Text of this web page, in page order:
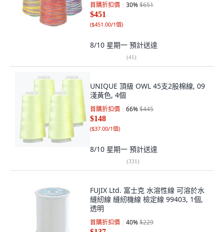
首購折扣價 30%$651
$451
($451.00/1個)
8/10 星期一 預計送達
(41)
UNIQUE 頂級 OWL 45支2股棉線, 09
淺黃色, 4個
首購折扣價 66%$445
$148
($37.00/1個)
8/10 星期一 預計送達
(331)
FUJIX Ltd. 富士克 水溶性線 可溶於水
縫紉線 縫紉機線 檢定線 99403, 1個,
透明
首購折扣價 40%$229